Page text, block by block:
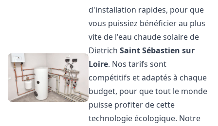
d'installation rapides, pour que
vous puissiez bénéficier au plus
vite de l'eau chaude solaire de
DietrichSaint Sébastien sur
Loire. Nos tarifs sont
compétitifs et adaptés à chaque
budget, pour que tout le monde
puisse profiter de cette
technologie écologique. Notre